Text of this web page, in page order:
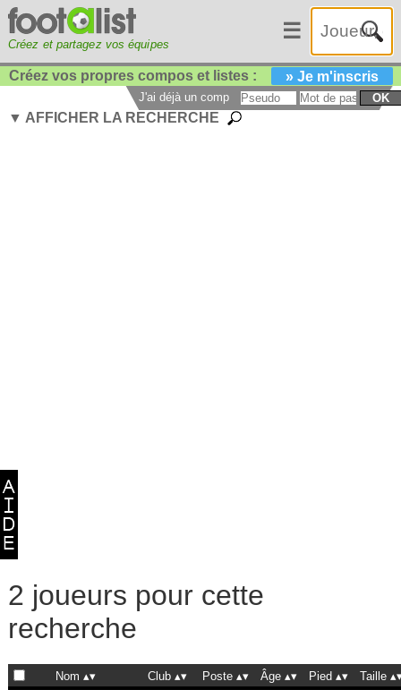
Créez et partagez vos équipes
☰
Créez vos propres compos et listes : » Je m'inscris
J'ai déjà un compte : OK
▼ AFFICHER LA RECHERCHE
2 joueurs pour cette
recherche
Nom Club Poste Âge Pied Taille